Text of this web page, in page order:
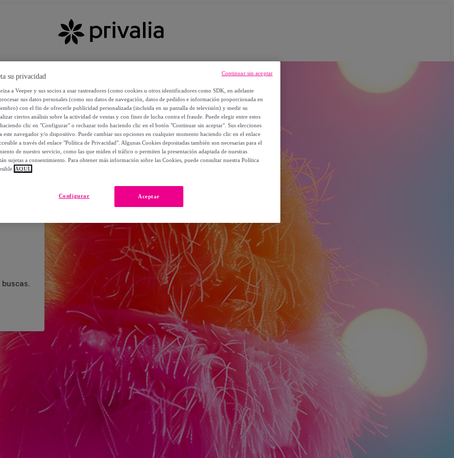
su privacidad
a Veepee y sus socios a usar rastreadores (como cookies u otros identificadores como SDK, en adelante
sus datos personales (como sus datos de navegación, datos de pedidos e información proporcionada en
con el fin de ofrecerle publicidad personalizada (incluida en su pantalla de televisión) y medir su
ciertos análisis sobre la actividad de ventas y con fines de lucha contra el fraude. Puede elegir entre estos
clic en "Configurar" o rechazar todo haciendo clic en el botón "Continuar sin aceptar". Sus elecciones
este navegador y/o dispositivo. Puede cambiar sus opciones en cualquier momento haciendo clic en el enlace
a través del enlace "Política de Privacidad". Algunas Cookies depositadas también son necesarias para el
de nuestro servicio, como las que miden el tráfico o permiten la presentación adaptada de nuestras
sujetas a consentimiento. Para obtener más información sobre las Cookies, puede consultar nuestra Política
AQUÍ.
Aceptar
Configurar
Continuar sin aceptar